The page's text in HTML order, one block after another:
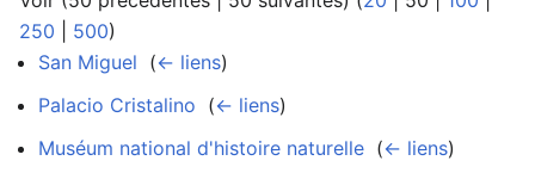
250
500)
San Miguel (← liens)
Palacio Cristalino (← liens)
Muséum national d'histoire naturelle (← liens)